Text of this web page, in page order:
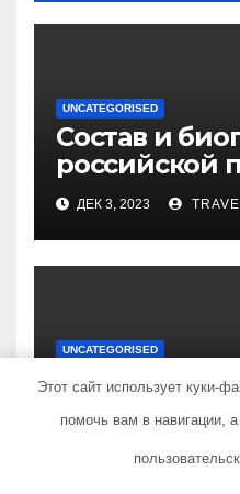
UNCATEGORISED
Состав и
российской
«Иванушки
— история
и судьбы
ДЕК 3, 2023
UNCATEGORISED
Политов
узнайте все
биографии,
Этот сайт использует куки-
помочь вам в навигации,